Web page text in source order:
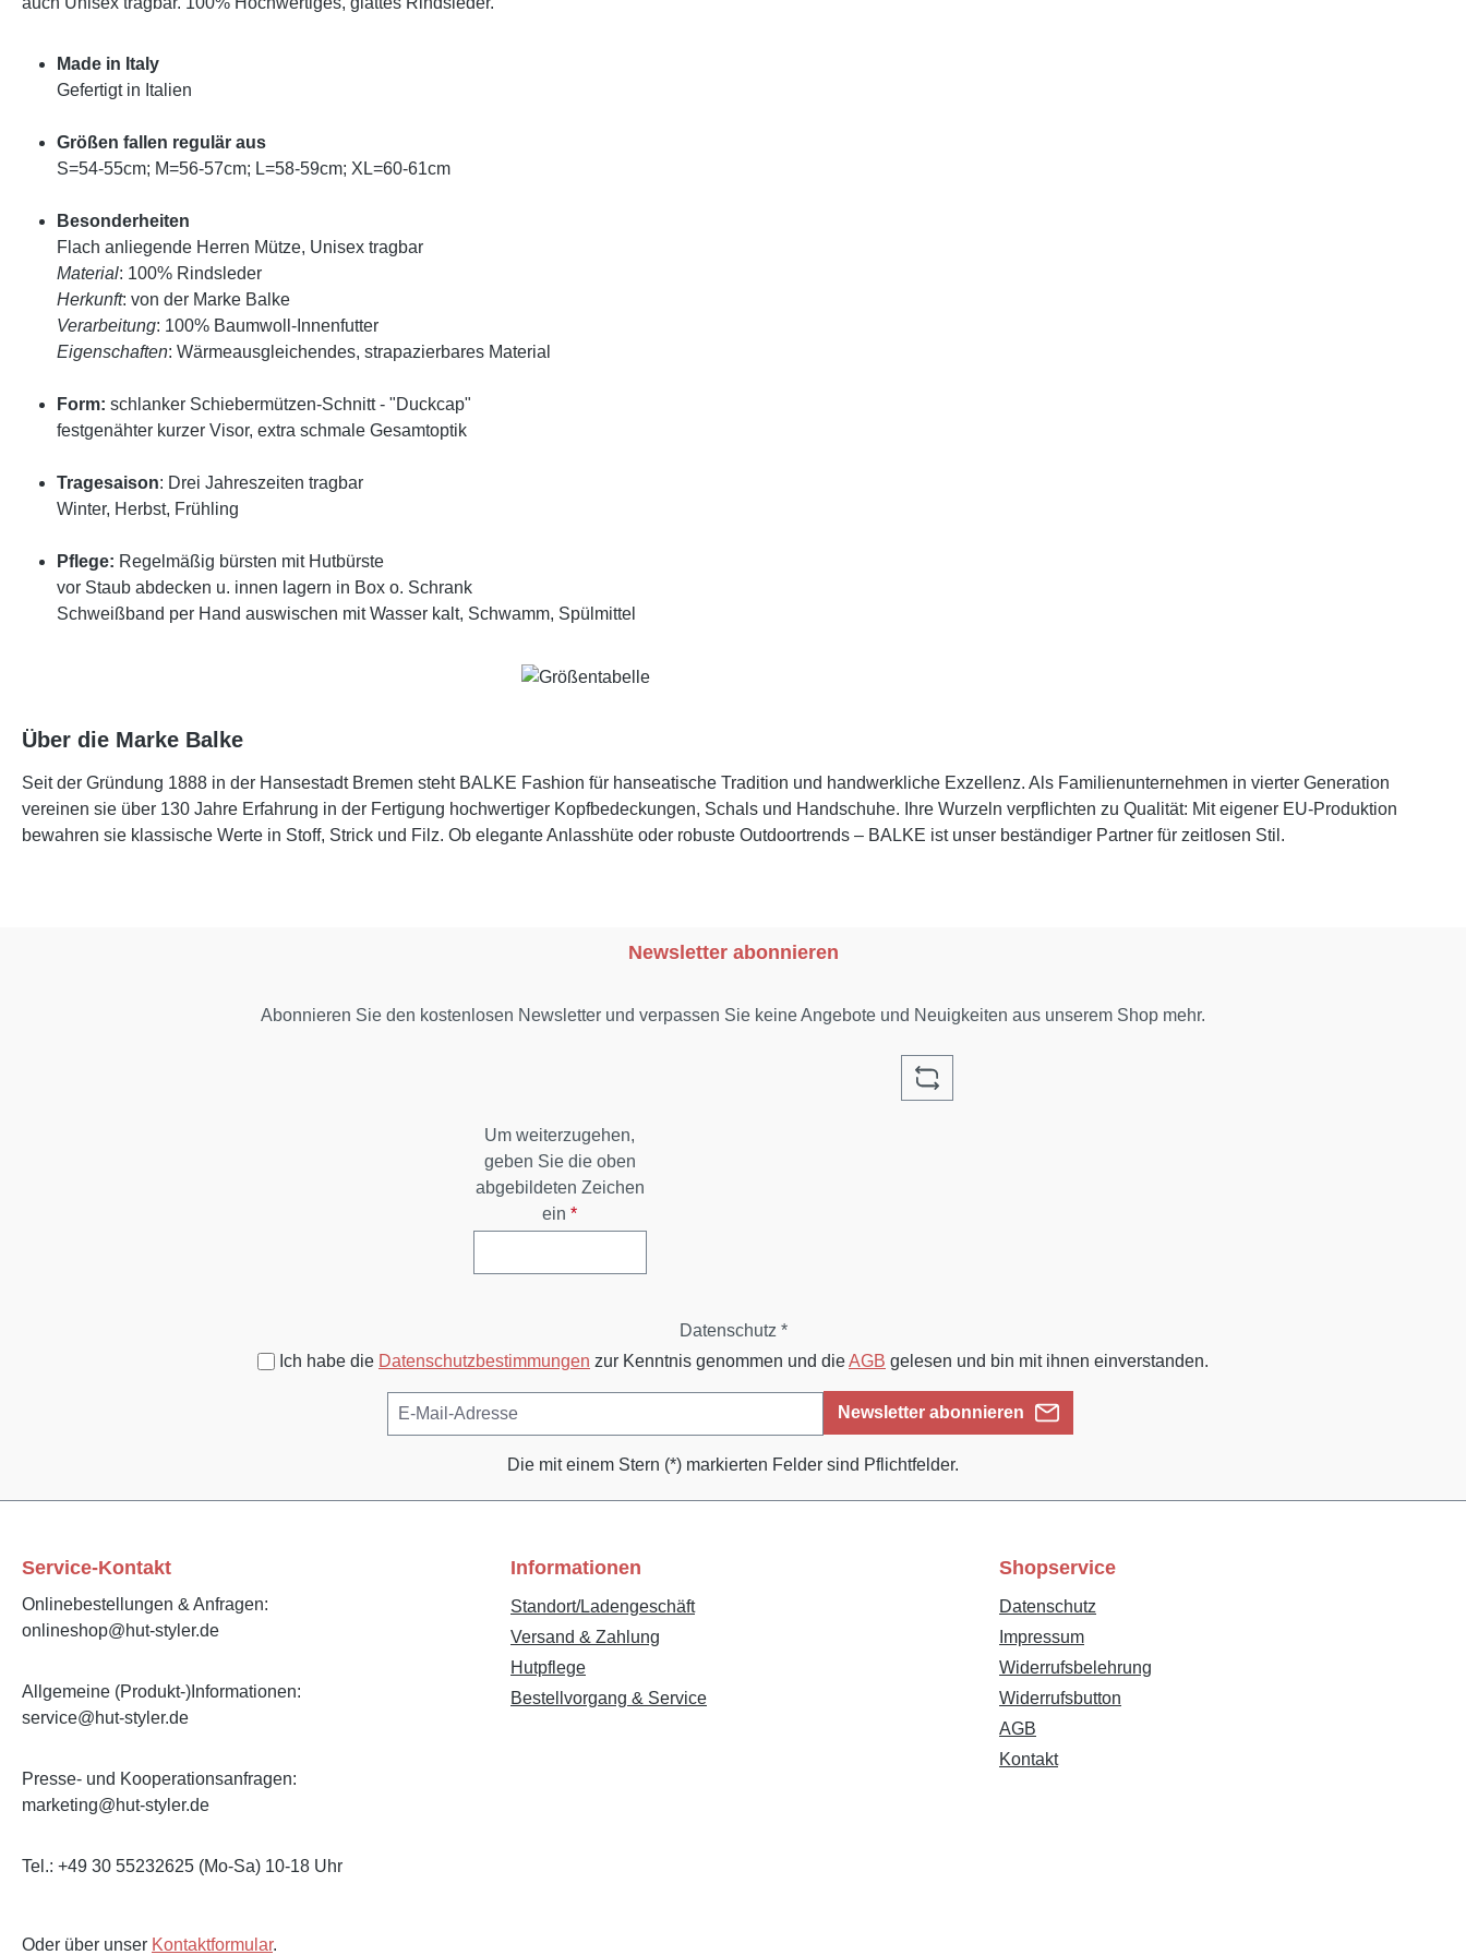
Made in Italy
Gefertigt in Italien
Größen fallen regulär aus
S=54-55cm; M=56-57cm; L=58-59cm; XL=60-61cm
Besonderheiten
Flach anliegende Herren Mütze, Unisex tragbar
Material: 100% Rindsleder
Herkunft: von der Marke Balke
Verarbeitung: 100% Baumwoll-Innenfutter
Eigenschaften: Wärmeausgleichendes, strapazierbares Material
Form: schlanker Schiebermützen-Schnitt - "Duckcap"
festgenähter kurzer Visor, extra schmale Gesamtoptik
Tragesaison: Drei Jahreszeiten tragbar
Winter, Herbst, Frühling
Pflege: Regelmäßig bürsten mit Hutbürste
vor Staub abdecken u. innen lagern in Box o. Schrank
Schweißband per Hand auswischen mit Wasser kalt, Schwamm, Spülmittel
Über die Marke Balke
Seit der Gründung 1888 in der Hansestadt Bremen steht BALKE Fashion für hanseatische Tradition und handwerkliche Exzellenz. Als Familienunternehmen in vierter Generation
vereinen sie über 130 Jahre Erfahrung in der Fertigung hochwertiger Kopfbedeckungen, Schals und Handschuhe. Ihre Wurzeln verpflichten zu Qualität: Mit eigener EU-Produktion
bewahren sie klassische Werte in Stoff, Strick und Filz. Ob elegante Anlasshüte oder robuste Outdoortrends – BALKE ist unser beständiger Partner für zeitlosen Stil.
Newsletter abonnieren
Abonnieren Sie den kostenlosen Newsletter und verpassen Sie keine Angebote und Neuigkeiten aus unserem Shop mehr.
Um weiterzugehen,
geben Sie die oben
abgebildeten Zeichen
ein*
Datenschutz *
Ich habe die Datenschutzbestimmungen zur Kenntnis genommen und dieAGB gelesen und bin mit ihnen einverstanden.
Newsletter abonnieren
Die mit einem Stern (*) markierten Felder sind Pflichtfelder.
Service-Kontakt
Onlinebestellungen & Anfragen:
onlineshop@hut-styler.de
Allgemeine (Produkt-)Informationen:
service@hut-styler.de
Presse- und Kooperationsanfragen:
marketing@hut-styler.de
Tel.: +49 30 55232625 (Mo-Sa) 10-18 Uhr
Oder über unser Kontaktformular.
Informationen
Standort/Ladengeschäft
Versand & Zahlung
Hutpflege
Bestellvorgang & Service
Shopservice
Datenschutz
Impressum
Widerrufsbelehrung
Widerrufsbutton
AGB
Kontakt
Text vergrößern